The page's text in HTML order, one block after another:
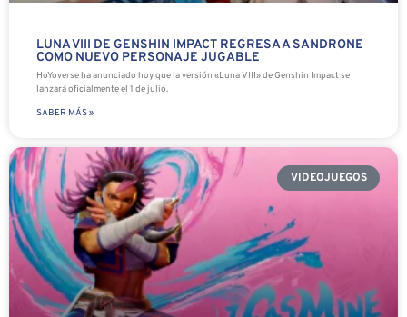
LUNA VIII DE GENSHIN IMPACT REGRESA A SANDRONE
COMO NUEVO PERSONAJE JUGABLE
HoYoverse ha anunciado hoy que la versión «Luna VIII» de Genshin Impact se
lanzará oficialmente el 1 de julio.
SABER MÁS »
VIDEOJUEGOS